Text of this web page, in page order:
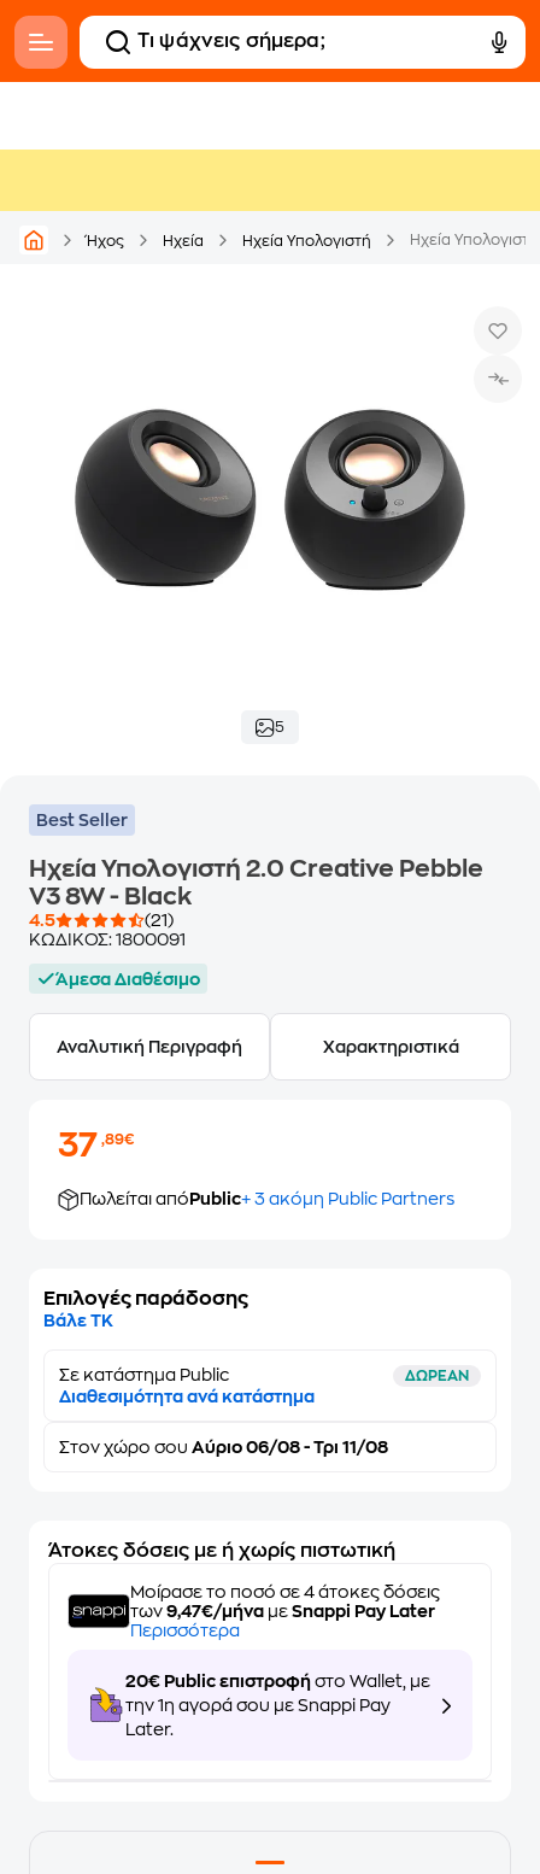
Ήχος Ηχεία Ηχεία Υπολογιστή Ηχεία
5
Best Seller
Ηχεία Υπολογιστή 2.0 Creative Pebble
V3 8W - Black
4.5
(21)
ΚΩΔΙΚΟΣ: 1800091
Άμεσα Διαθέσιμο
Αναλυτική Περιγραφή Χαρακτηριστικά
37,89€
Πωλείται από Public+ 3 ακόμη Public Partners
Επιλογές παράδοσης
Βάλε ΤΚ
Σε κατάστημα Public ΔΩΡΕΑΝ
Διαθεσιμότητα ανά κατάστημα
Στον χώρο σου Αύριο 06/08 - Τρι 11/08
Άτοκες δόσεις με ή χωρίς πιστωτική
Μοίρασε το ποσό σε 4 άτοκες δόσεις
των 9,47€/μήνα με Snappi Pay Later
Περισσότερα
20€ Public επιστροφή στο Wallet, με
την 1η αγορά σου με Snappi Pay
Later.